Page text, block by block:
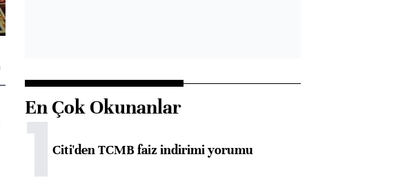
En Çok Okunanlar
1Citi'den TCMB faiz indirimi yorumu